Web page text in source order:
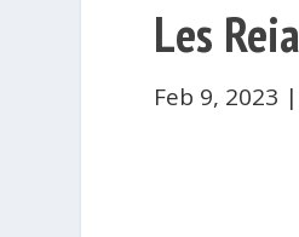
Les
Feb 9, 2023 |